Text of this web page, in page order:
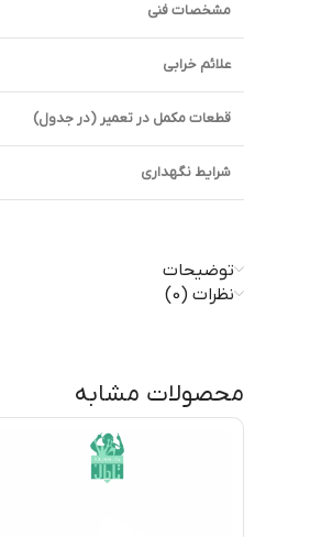
مشخصات فنی
علائم خرابی
قطعات مکمل در تعمیر (در جدول)
شرایط نگهداری
توضیحات
نظرات (0)
محصولات مشابه